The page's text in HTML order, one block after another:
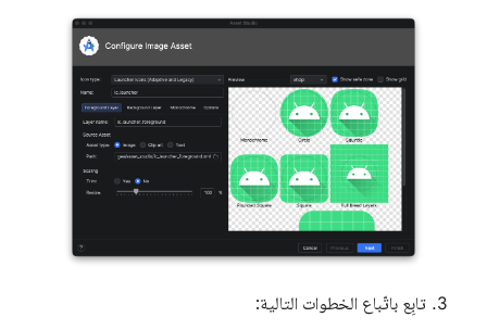
تابِع باتّباع الخطوات التالية: